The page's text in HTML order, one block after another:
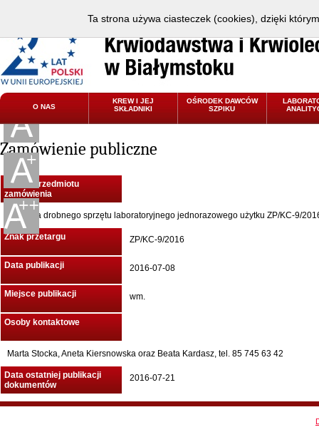
O NAS
KREW I JEJ
SKŁADNIKI
OŚRODEK DAWCÓW
SZPIKU
Zamówienie publiczne
Nazwa przedmiotu
zamówienia
Dostawa drobnego sprzętu laboratoryjnego jednorazowego użytku ZP/KC-9/
Znak przetargu ZP/KC-9/2016
Data publikacji 2016-07-08
Miejsce publikacji wm.
Osoby kontaktowe
Marta Stocka, Aneta Kiersnowska oraz Beata Kardasz, tel. 85 745 63 42
Data ostatniej publikacji
dokumentów
2016-07-21
Ta strona używa ciasteczek (cookies), dzięki